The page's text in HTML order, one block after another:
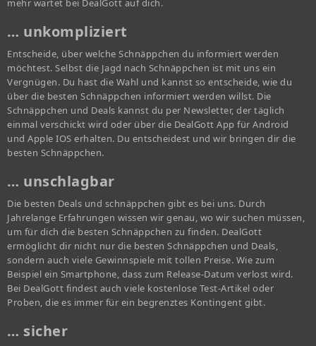
mehr wartet bei DealGott auf dich.
… unkompliziert
Entscheide, über welche Schnäppchen du informiert werden
möchtest. Selbst die Jagd nach Schnäppchen ist mit uns ein
Vergnügen. Du hast die Wahl und kannst so entscheide, wie du
über die besten Schnäppchen informiert werden willst. Die
Schnäppchen und Deals kannst du per Newsletter, der täglich
einmal verschickt wird oder über die DealGott App für Android
und Apple IOS erhalten. Du entscheidest und wir bringen dir die
besten Schnäppchen.
… unschlagbar
Die besten Deals und schnäppchen gibt es bei uns. Durch
Jahrelange Erfahrungen wissen wir genau, wo wir suchen müssen,
um für dich die besten Schnäppchen zu finden. DealGott
ermöglicht dir nicht nur die besten Schnäppchen und Deals,
sondern auch viele Gewinnspiele mit tollen Preise. Wie zum
Beispiel ein Smartphone, dass zum Release-Datum verlost wird.
Bei DealGott findest auch viele kostenlose Test-Artikel oder
Proben, die es immer für ein begrenztes Kontingent gibt.
… sicher